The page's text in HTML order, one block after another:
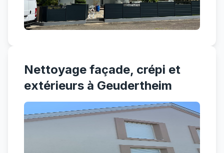
Nettoyage façade, crépi et
extérieurs à Geudertheim